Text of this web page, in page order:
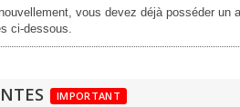
vous devez déjà posséder
ci-dessous.
IMPORTANT